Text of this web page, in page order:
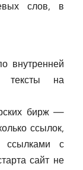
слов, в
внутренней
тексты на
бирж —
ссылок,
ссылками с
сайт не